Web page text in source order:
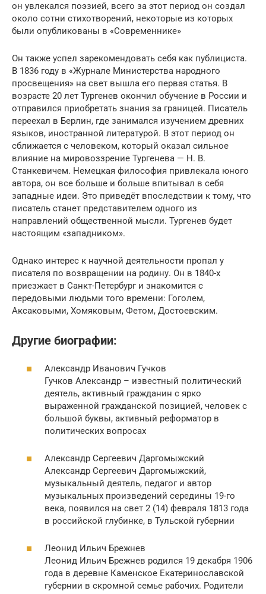
он увлекался поэзией, всего за этот период он создал
около сотни стихотворений, некоторые из которых
были опубликованы в «Современнике»
Он также успел зарекомендовать себя как публициста.
В 1836 году в «Журнале Министерства народного
просвещения» на свет вышла его первая статья. В
возрасте 20 лет Тургенев окончил обучение в России и
отправился приобретать знания за границей. Писатель
переехал в Берлин, где занимался изучением древних
языков, иностранной литературой. В этот период он
сближается с человеком, который оказал сильное
влияние на мировоззрение Тургенева — Н. В.
Станкевичем. Немецкая философия привлекала юного
автора, он все больше и больше впитывал в себя
западные идеи. Это приведёт впоследствии к тому, что
писатель станет представителем одного из
направлений общественной мысли. Тургенев будет
настоящим «западником».
Однако интерес к научной деятельности пропал у
писателя по возвращении на родину. Он в 1840-х
приезжает в Санкт-Петербург и знакомится с
передовыми людьми того времени: Гоголем,
Аксаковыми, Хомяковым, Фетом, Достоевским.
Другие биографии:
Александр Иванович Гучков
Гучков Александр – известный политический
деятель, активный гражданин с ярко
выраженной гражданской позицией, человек с
большой буквы, активный реформатор в
политических вопросах
Александр Сергеевич Даргомыжский
Александр Сергеевич Даргомыжский,
музыкальный деятель, педагог и автор
музыкальных произведений середины 19-го
века, появился на свет 2 (14) февраля 1813 года
в российской глубинке, в Тульской губернии
Леонид Ильич Брежнев
Леонид Ильич Брежнев родился 19 декабря 1906
года в деревне Каменское Екатеринославской
губернии в скромной семье рабочих. Родители